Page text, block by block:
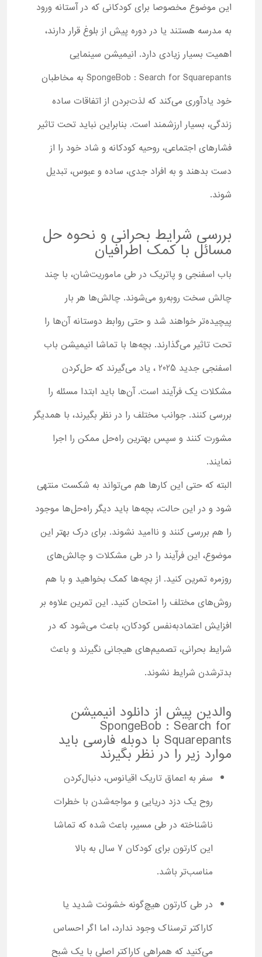
این موضوع مخصوصا برای کودکانی که در آستانه ورود
به مدرسه هستند یا در دوره پیش از بلوغ قرار دارند،
اهمیت بسیار زیادی دارد. انیمیشن سینمایی
SpongeBob : Search for Squarepants به مخاطبان
خود یادآوری می‌کند که لذت‌بردن از اتفاقات ساده
زندگی، بسیار ارزشمند است. بنابراین نباید تحت تاثیر
فشارهای اجتماعی، روحیه کودکانه و شاد خود را از
دست بدهند و به افراد جدی، ساده و عبوس، تبدیل
شوند.
بررسی شرایط بحرانی و نحوه حل
مسائل با کمک اطرافیان
باب اسفنجی و پاتریک در طی ماموریت‌شان، با چند
چالش سخت روبه‌رو می‌شوند. چالش‌ها هر بار
پیچیده‌تر خواهند شد و حتی روابط دوستانه آن‌ها را
تحت تاثیر می‌گذارند. بچه‌ها با تماشا انیمیشن باب
اسفنجی جدید 2025 ، یاد می‌گیرند که حل‌کردن
مشکلات یک فرآیند است. آن‌ها باید ابتدا مسئله را
بررسی کنند. جوانب مختلف را در نظر بگیرند، با همدیگر
مشورت کنند و سپس بهترین راه‌حل ممکن را اجرا
نمایند.
البته که حتی این کارها هم می‌تواند به شکست منتهی
شود و در این حالت، بچه‌ها باید دیگر راه‌حل‌ها موجود
را هم بررسی کنند و ناامید نشوند. برای درک بهتر این
موضوع، این فرآیند را در طی مشکلات و چالش‌های
روزمره تمرین کنید. از بچه‌ها کمک بخواهید و با هم
روش‌های مختلف را امتحان کنید. این تمرین علاوه بر
افزایش اعتمادبه‌نفس کودکان، باعث می‌شود که در
شرایط بحرانی، تصمیم‌های هیجانی نگیرند و باعث
بدترشدن شرایط نشوند.
والدین پیش از دانلود انیمیشن
SpongeBob : Search for
Squarepants با دوبله فارسی باید
موارد زیر را در نظر بگیرند
سفر به اعماق تاریک اقیانوس، دنبال‌کردن
روح یک دزد دریایی و مواجه‌شدن با خطرات
ناشناخته در طی مسیر، باعث شده که تماشا
این کارتون برای کودکان 7 سال به بالا
مناسب‌تر باشد.
در طی کارتون هیچ‌گونه خشونت شدید یا
کاراکتر ترسناک وجود ندارد، اما اگر احساس
می‌کنید که همراهی کاراکتر اصلی با یک شبح